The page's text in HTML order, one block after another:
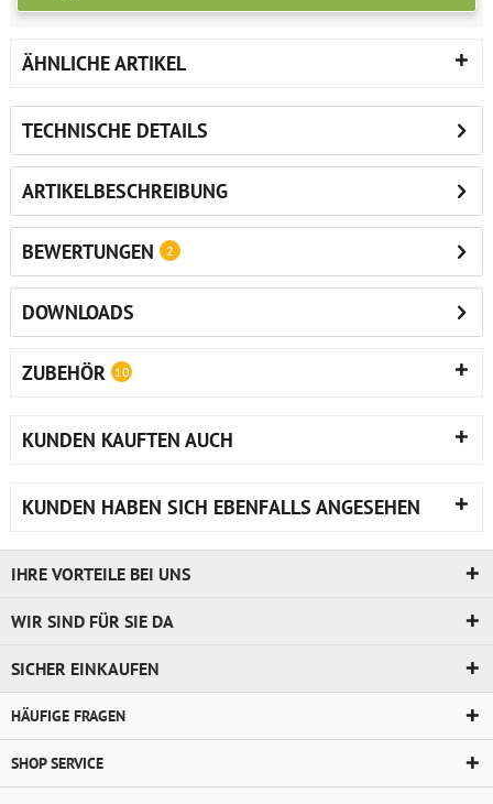
ÄHNLICHE ARTIKEL
TECHNISCHE DETAILS
ARTIKELBESCHREIBUNG
BEWERTUNGEN 2
DOWNLOADS
ZUBEHÖR 10
KUNDEN KAUFTEN AUCH
KUNDEN HABEN SICH EBENFALLS ANGESEHEN
IHRE VORTEILE BEI UNS
WIR SIND FÜR SIE DA
SICHER EINKAUFEN
HÄUFIGE FRAGEN
SHOP SERVICE